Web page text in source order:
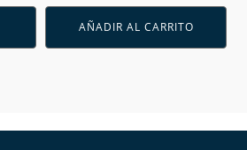
AÑADIR AL CARRITO